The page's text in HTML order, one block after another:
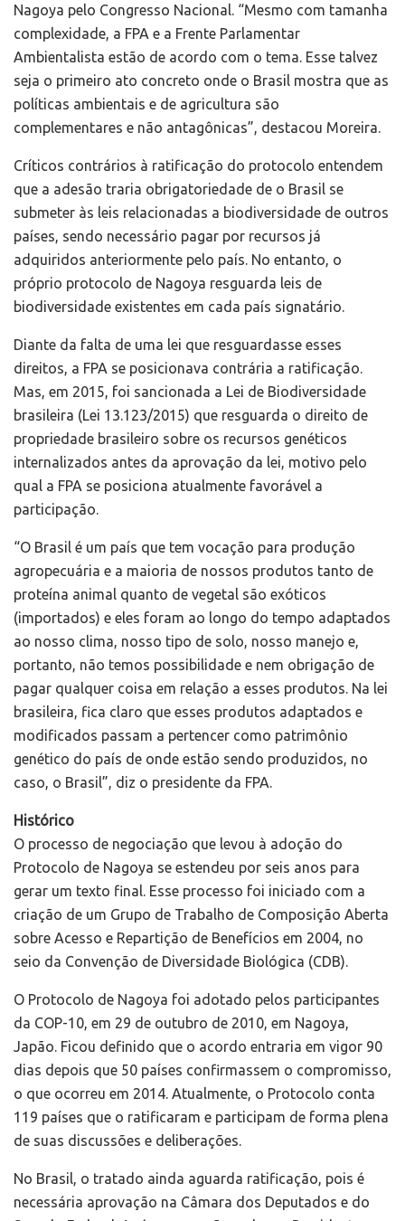
Nagoya pelo Congresso Nacional. “Mesmo com tamanha
complexidade, a FPA e a Frente Parlamentar
Ambientalista estão de acordo com o tema. Esse talvez
seja o primeiro ato concreto onde o Brasil mostra que as
políticas ambientais e de agricultura são
complementares e não antagônicas”, destacou Moreira.
Críticos contrários à ratificação do protocolo entendem
que a adesão traria obrigatoriedade de o Brasil se
submeter às leis relacionadas a biodiversidade de outros
países, sendo necessário pagar por recursos já
adquiridos anteriormente pelo país. No entanto, o
próprio protocolo de Nagoya resguarda leis de
biodiversidade existentes em cada país signatário.
Diante da falta de uma lei que resguardasse esses
direitos, a FPA se posicionava contrária a ratificação.
Mas, em 2015, foi sancionada a Lei de Biodiversidade
brasileira (Lei 13.123/2015) que resguarda o direito de
propriedade brasileiro sobre os recursos genéticos
internalizados antes da aprovação da lei, motivo pelo
qual a FPA se posiciona atualmente favorável a
participação.
“O Brasil é um país que tem vocação para produção
agropecuária e a maioria de nossos produtos tanto de
proteína animal quanto de vegetal são exóticos
(importados) e eles foram ao longo do tempo adaptados
ao nosso clima, nosso tipo de solo, nosso manejo e,
portanto, não temos possibilidade e nem obrigação de
pagar qualquer coisa em relação a esses produtos. Na lei
brasileira, fica claro que esses produtos adaptados e
modificados passam a pertencer como patrimônio
genético do país de onde estão sendo produzidos, no
caso, o Brasil”, diz o presidente da FPA.
Histórico
O processo de negociação que levou à adoção do
Protocolo de Nagoya se estendeu por seis anos para
gerar um texto final. Esse processo foi iniciado com a
criação de um Grupo de Trabalho de Composição Aberta
sobre Acesso e Repartição de Benefícios em 2004, no
seio da Convenção de Diversidade Biológica (CDB).
O Protocolo de Nagoya foi adotado pelos participantes
da COP-10, em 29 de outubro de 2010, em Nagoya,
Japão. Ficou definido que o acordo entraria em vigor 90
dias depois que 50 países confirmassem o compromisso,
o que ocorreu em 2014. Atualmente, o Protocolo conta
119 países que o ratificaram e participam de forma plena
de suas discussões e deliberações.
No Brasil, o tratado ainda aguarda ratificação, pois é
necessária aprovação na Câmara dos Deputados e do